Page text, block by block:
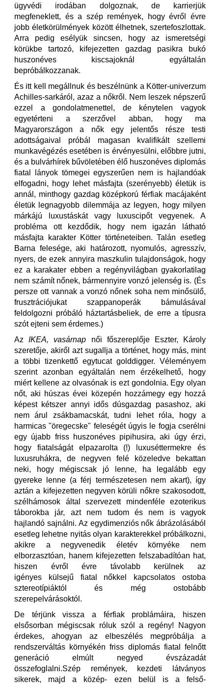
ügyvédi irodában dolgoznak, de karrierjük
megfeneklett, és a szép remények, hogy évről évre
jobb életkörülmények között élhetnek, szertefoszlottak.
Arra pedig esélyük sincsen, hogy az ismeretségi
körükbe tartozó, kifejezetten gazdag pasikra bukó
huszonéves kiscsajoknál egyáltalán
bepróbálkozzanak.
És itt kell megállnuk és beszélnünk a Kötter-univerzum
Achilles-sarkáról, azaz a nőkről. Nem leszek népszerű
ezzel a gondolatmenettel, de kénytelen vagyok
egyetérteni a szerzővel abban, hogy ma
Magyarországon a nők egy jelentős része testi
adottságaival próbál magasan kvalifikált szellemi
munkavégézés esetében is érvényesülni, előbbre jutni,
és a bulvárhírek bűvöletében élő huszonéves diplomás
fiatal lányok tömegei egyszerűen nem is hajlandóak
elfogadni, hogy lehet másfajta (szerényebb) életük is
annál, minthogy gazdag középkorú férfiak macájaként
életük legnagyobb dilemmája az legyen, hogy milyen
márkájú luxustáskát vagy luxuscipőt vegyenek. A
probléma ott kezdődik, hogy nem igazán látható
másfajta karakter Kötter történeteiben. Talán esetleg
Barna felesége, aki határozott, nyomulós, agresszív,
nyers, de ezek annyira maszkulin tulajdonságok, hogy
ez a karakater ebben a regényvilágban gyakorlatilag
nem számít nőnek, bármennyire vonzó jelenség is. (És
persze ott vannak a vonzó nőnek soha nem minősülő,
frusztrációjukat szappanoperák bámulásával
feldolgozni próbáló háztartásbeliek, de erre a típusra
szót ejteni sem érdemes.)
AzIKEA, vasárnap női főszereplője Eszter, Károly
szeretője, akiről azt sugallja a történet, hogy más, mint
a többi tizenkettő egytucat golddigger. Véleményem
szerint azonban egyáltalán nem érzékelhető, hogy
miért kellene az olvasónak is ezt gondolnia. Egy olyan
nőt, aki húszas évei közepén hozzámegy egy hozzá
képest kétszer annyi idős dúsgazdag pasashoz, aki
nem árul zsákbamacskát, tudni lehet róla, hogy a
harmicas "öregecske" feleségét úgyis le fogja cserélni
egy újabb friss huszonéves pipihusira, aki úgy érzi,
hogy fiatalságát elpazarolta (!) luxuséttermekre és
luxusruhákra, de negyven felé közeledve bekattan
neki, hogy mégiscsak jó lenne, ha legalább egy
gyereke lenne (a férj természetesen nem akart), így
aztán a kifejezetten negyven körüli nőkre szakosodott,
szélhámosok által szervezett mindenféle ezoterikus
táborokba jár, azt nem tudom és nem is vagyok
hajlandó sajnálni. Az egydimenziós nők ábrázolásából
esetleg lehetne nyitás olyan karakterekkel próbálkozni,
akikre a negyvenedik életév környéke nem
elborzasztóan, hanem kifejezetten felszabadítóan hat,
hiszen évről évre távolabb kerülnek az
igényes külsejű fiatal nőkkel kapcsolatos ostoba
sztereotípiáktól és még ostobább
szerepelvárásoktól.
De térjünk vissza a férfiak problámáira, hiszen
elsősorban mégiscsak róluk szól a regény! Nagyon
érdekes, ahogyan az elbeszélés megpróbálja a
rendszerváltás környékén friss diplomás fiatal felnőtt
generáció elmúlt negyed évszázadát
összefoglalni.Szép remények, kezdeti látványos
sikerek, majd a közép- ezen belül is a felső-